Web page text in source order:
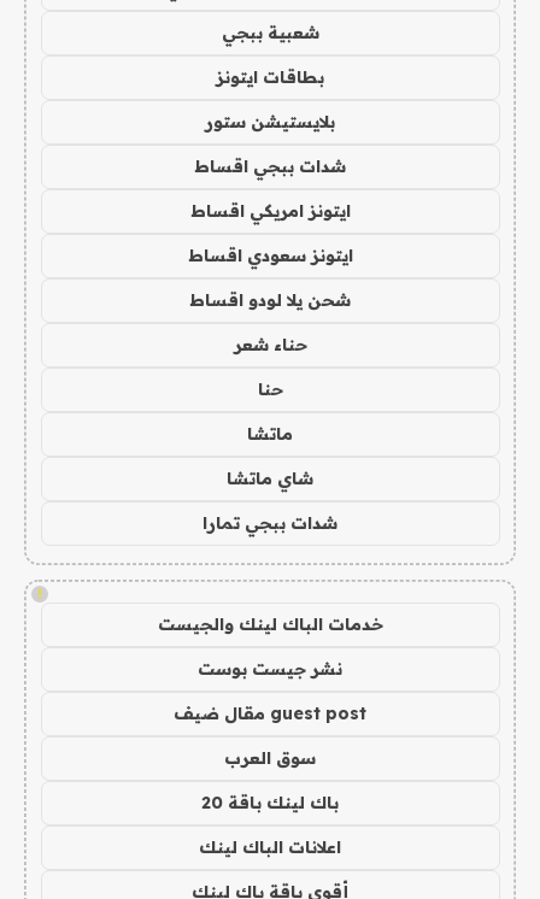
شعبية ببجي
بطاقات ايتونز
بلايستيشن ستور
شدات ببجي اقساط
ايتونز امريكي اقساط
ايتونز سعودي اقساط
شحن يلا لودو اقساط
حناء شعر
حنا
ماتشا
شاي ماتشا
شدات ببجي تمارا
!
خدمات الباك لينك والجيست
نشر جيست بوست
guest post مقال ضيف
سوق العرب
باك لينك باقة 20
اعلانات الباك لينك
أقوى باقة باك لينك